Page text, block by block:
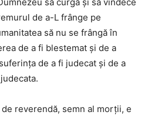
de a-L frânge pe
să nu se frângă în
de a fi blestemat şi de a
de a fi judecat şi de a
reverendă, semn al morţii, e